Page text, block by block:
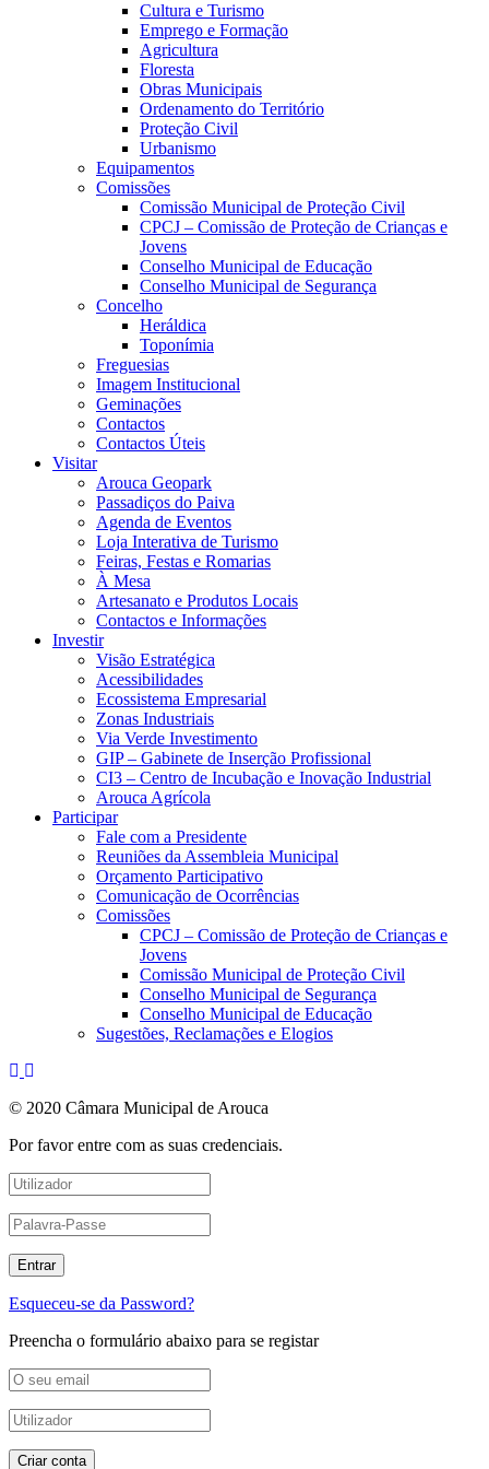
Cultura e Turismo
Emprego e Formação
Agricultura
Floresta
Obras Municipais
Ordenamento do Território
Proteção Civil
Urbanismo
Equipamentos
Comissões
Comissão Municipal de Proteção Civil
CPCJ – Comissão de Proteção de Crianças e
Jovens
Conselho Municipal de Educação
Conselho Municipal de Segurança
Concelho
Heráldica
Toponímia
Freguesias
Imagem Institucional
Geminações
Contactos
Contactos Úteis
Visitar
Arouca Geopark
Passadiços do Paiva
Agenda de Eventos
Loja Interativa de Turismo
Feiras, Festas e Romarias
À Mesa
Artesanato e Produtos Locais
Contactos e Informações
Investir
Visão Estratégica
Acessibilidades
Ecossistema Empresarial
Zonas Industriais
Via Verde Investimento
GIP – Gabinete de Inserção Profissional
CI3 – Centro de Incubação e Inovação Industrial
Arouca Agrícola
Participar
Fale com a Presidente
Reuniões da Assembleia Municipal
Orçamento Participativo
Comunicação de Ocorrências
Comissões
CPCJ – Comissão de Proteção de Crianças e
Jovens
Comissão Municipal de Proteção Civil
Conselho Municipal de Segurança
Conselho Municipal de Educação
Sugestões, Reclamações e Elogios
© 2020 Câmara Municipal de Arouca
Por favor entre com as suas credenciais.
Esqueceu-se da Password?
Preencha o formulário abaixo para se registar